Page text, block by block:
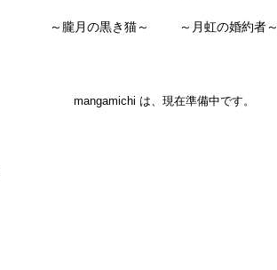
～朧月の黒き猫～ ～月虹の婚約者～
mangamichi は、現在準備中です。